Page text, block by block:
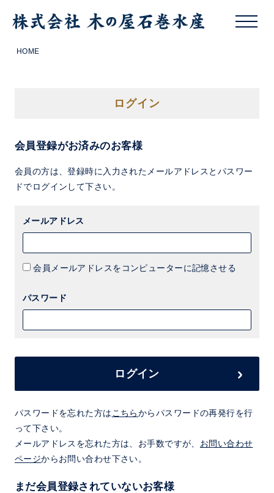
HOME
ログイン
会員登録がお済みのお客様
会員の方は、登録時に入力されたメールアドレスとパスワー
ドでログインして下さい。
メールアドレス
会員メールアドレスをコンピューターに記憶させる
パスワード
ログイン
パスワードを忘れた方は こちらからパスワードの再発行を行
って下さい。
メールアドレスを忘れた方は、お手数ですが、 お問い合わせ
ページからお問い合わせ下さい。
まだ会員登録されていないお客様